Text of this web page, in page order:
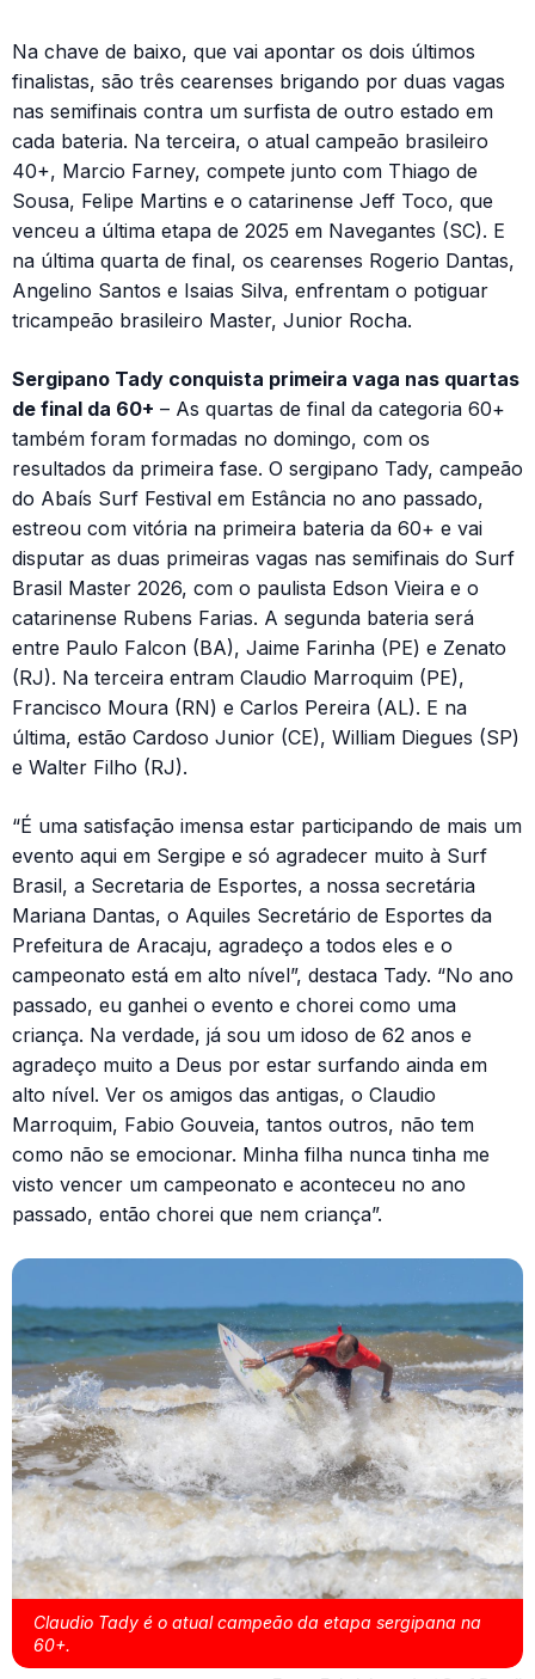
Na chave de baixo, que vai apontar os dois últimos
finalistas, são três cearenses brigando por duas vagas
nas semifinais contra um surfista de outro estado em
cada bateria. Na terceira, o atual campeão brasileiro
40+, Marcio Farney, compete junto com Thiago de
Sousa, Felipe Martins e o catarinense Jeff Toco, que
venceu a última etapa de 2025 em Navegantes (SC). E
na última quarta de final, os cearenses Rogerio Dantas,
Angelino Santos e Isaias Silva, enfrentam o potiguar
tricampeão brasileiro Master, Junior Rocha.
Sergipano Tady conquista primeira vaga nas quartas
de final da 60+ – As quartas de final da categoria 60+
também foram formadas no domingo, com os
resultados da primeira fase. O sergipano Tady, campeão
do Abaís Surf Festival em Estância no ano passado,
estreou com vitória na primeira bateria da 60+ e vai
disputar as duas primeiras vagas nas semifinais do Surf
Brasil Master 2026, com o paulista Edson Vieira e o
catarinense Rubens Farias. A segunda bateria será
entre Paulo Falcon (BA), Jaime Farinha (PE) e Zenato
(RJ). Na terceira entram Claudio Marroquim (PE),
Francisco Moura (RN) e Carlos Pereira (AL). E na
última, estão Cardoso Junior (CE), William Diegues (SP)
e Walter Filho (RJ).
“É uma satisfação imensa estar participando de mais um
evento aqui em Sergipe e só agradecer muito à Surf
Brasil, a Secretaria de Esportes, a nossa secretária
Mariana Dantas, o Aquiles Secretário de Esportes da
Prefeitura de Aracaju, agradeço a todos eles e o
campeonato está em alto nível”, destaca Tady. “No ano
passado, eu ganhei o evento e chorei como uma
criança. Na verdade, já sou um idoso de 62 anos e
agradeço muito a Deus por estar surfando ainda em
alto nível. Ver os amigos das antigas, o Claudio
Marroquim, Fabio Gouveia, tantos outros, não tem
como não se emocionar. Minha filha nunca tinha me
visto vencer um campeonato e aconteceu no ano
passado, então chorei que nem criança”.
Claudio Tady é o atual campeão da etapa sergipana na
60+.